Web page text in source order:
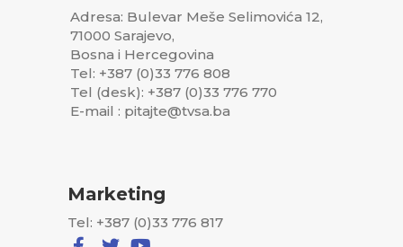
Adresa: Bulevar Meše Selimovića 12,
71000 Sarajevo,
Bosna i Hercegovina
Tel: +387 (0)33 776 808
Tel (desk): +387 (0)33 776 770
E-mail : pitajte@tvsa.ba
Marketing
Tel: +387 (0)33 776 817